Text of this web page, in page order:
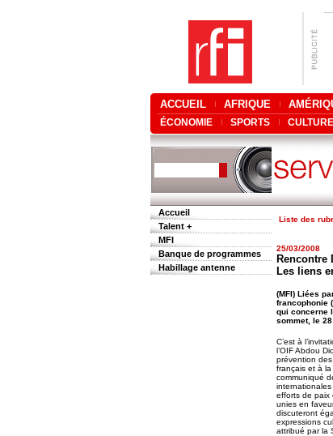
ACCUEIL AFRIQUE
ÉCONOMIE SPORTS CULTURE
Accueil
Talent +
MFI
Banque de programmes
Habillage antenne
Liste des
25/03/2008
Rencontre
Les liens
(MFI) Liées
francophonie
qui concerne
sommet, le
C’est à
l’OIF Abdou
prévention
français et à
communiqué
efforts de paix
unies en
discuteront
expressions
attribué par la